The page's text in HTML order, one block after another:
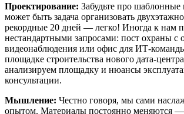
Проектирование: Забудьте про
может быть задача организовать
рекордные 20 дней — легко! Иногда к нам
нестандартными запросами: пост охраны с
видеонаблюдения или офис для ИТ-
площадке строительства нового дата-
анализируем площадку и нюансы
консультации.
Мышление: Честно говоря, мы сами
опытом. Материалы постоянно меняются —